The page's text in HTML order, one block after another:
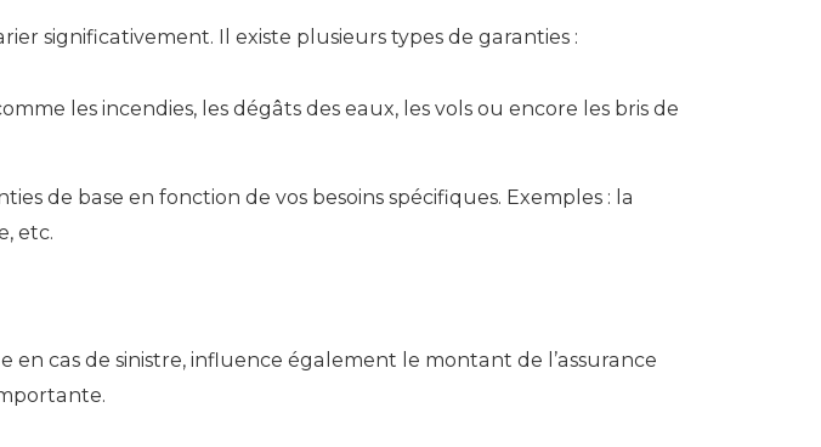
significativement. Il existe plusieurs types de garanties :
les incendies, les dégâts des eaux, les vols ou encore les bris de
de base en fonction de vos besoins spécifiques. Exemples : la
etc.
cas de sinistre, influence également le montant de l’assurance